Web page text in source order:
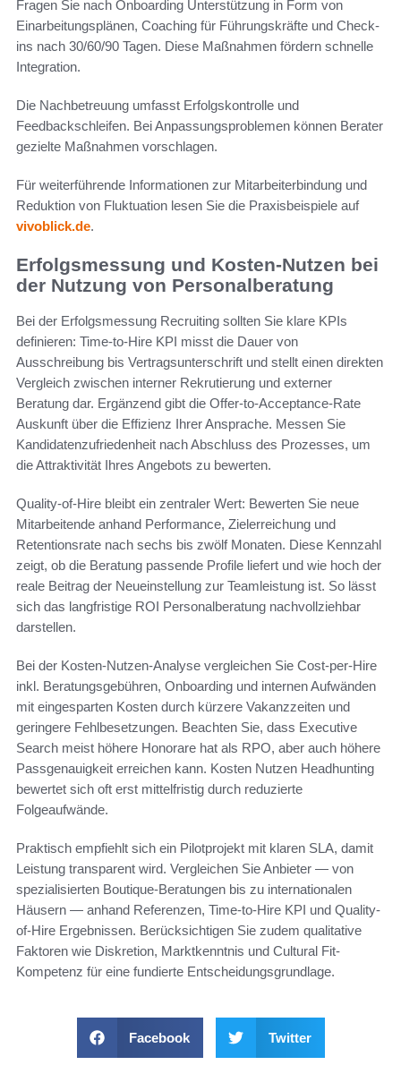
Fragen Sie nach Onboarding Unterstützung in Form von
Einarbeitungsplänen, Coaching für Führungskräfte und Check-
ins nach 30/60/90 Tagen. Diese Maßnahmen fördern schnelle
Integration.
Die Nachbetreuung umfasst Erfolgskontrolle und
Feedbackschleifen. Bei Anpassungsproblemen können Berater
gezielte Maßnahmen vorschlagen.
Für weiterführende Informationen zur Mitarbeiterbindung und
Reduktion von Fluktuation lesen Sie die Praxisbeispiele auf
vivoblick.de.
Erfolgsmessung und Kosten-Nutzen bei
der Nutzung von Personalberatung
Bei der Erfolgsmessung Recruiting sollten Sie klare KPIs
definieren: Time-to-Hire KPI misst die Dauer von
Ausschreibung bis Vertragsunterschrift und stellt einen direkten
Vergleich zwischen interner Rekrutierung und externer
Beratung dar. Ergänzend gibt die Offer-to-Acceptance-Rate
Auskunft über die Effizienz Ihrer Ansprache. Messen Sie
Kandidatenzufriedenheit nach Abschluss des Prozesses, um
die Attraktivität Ihres Angebots zu bewerten.
Quality-of-Hire bleibt ein zentraler Wert: Bewerten Sie neue
Mitarbeitende anhand Performance, Zielerreichung und
Retentionsrate nach sechs bis zwölf Monaten. Diese Kennzahl
zeigt, ob die Beratung passende Profile liefert und wie hoch der
reale Beitrag der Neueinstellung zur Teamleistung ist. So lässt
sich das langfristige ROI Personalberatung nachvollziehbar
darstellen.
Bei der Kosten-Nutzen-Analyse vergleichen Sie Cost-per-Hire
inkl. Beratungsgebühren, Onboarding und internen Aufwänden
mit eingesparten Kosten durch kürzere Vakanzzeiten und
geringere Fehlbesetzungen. Beachten Sie, dass Executive
Search meist höhere Honorare hat als RPO, aber auch höhere
Passgenauigkeit erreichen kann. Kosten Nutzen Headhunting
bewertet sich oft erst mittelfristig durch reduzierte
Folgeaufwände.
Praktisch empfiehlt sich ein Pilotprojekt mit klaren SLA, damit
Leistung transparent wird. Vergleichen Sie Anbieter — von
spezialisierten Boutique-Beratungen bis zu internationalen
Häusern — anhand Referenzen, Time-to-Hire KPI und Quality-
of-Hire Ergebnissen. Berücksichtigen Sie zudem qualitative
Faktoren wie Diskretion, Marktkenntnis und Cultural Fit-
Kompetenz für eine fundierte Entscheidungsgrundlage.
Facebook Twitter